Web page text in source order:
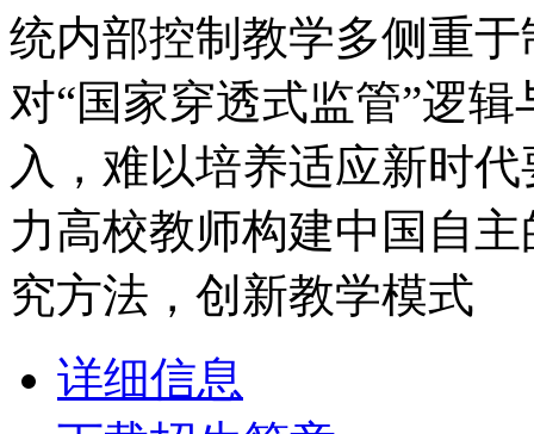
统内部控制教学多侧重
对“国家穿透式监管”逻
入，难以培养适应新时
力高校教师构建中国自
究方法，创新教学模式
详细信息